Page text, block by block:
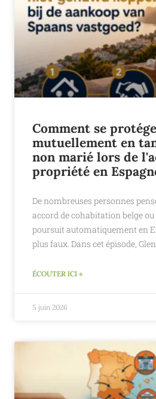
Comment se
mutuellement en
non marié lors de
propriété en
De nombreuses personnes
accord de cohabitation belge
poursuit automatiquement en
plus faux. Dans cet épisode,
ÉCOUTER ICI »
5 juin 2026